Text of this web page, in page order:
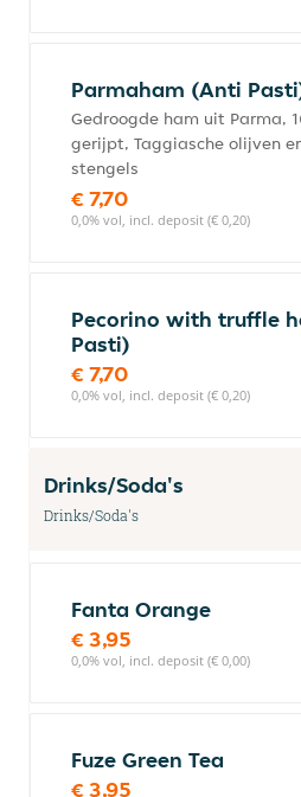
Parmaham (Anti
Gedroogde ham uit Parma,
gerijpt, Taggiasche olijven
stengels
€ 7,70
0,0% vol, incl. deposit (€ 0,20)
Pecorino with truffle
Pasti)
€ 7,70
0,0% vol, incl. deposit (€ 0,20)
Drinks/Soda's
Drinks/Soda's
Fanta Orange
€ 3,95
0,0% vol, incl. deposit (€ 0,00)
Fuze Green Tea
€ 3,95